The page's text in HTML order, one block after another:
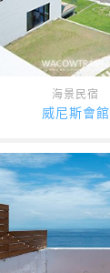
海景民宿
威尼斯會館